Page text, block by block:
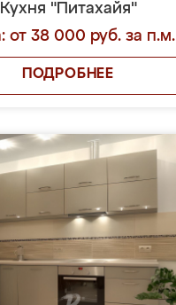
Кухня "Питахайя"
от 38 000 руб. за п.м.
ПОДРОБНЕЕ